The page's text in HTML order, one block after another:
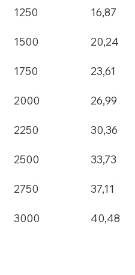
1250 16,87
1500 20,24
1750 23,61
2000 26,99
2250 30,36
2500 33,73
2750 37,11
3000 40,48